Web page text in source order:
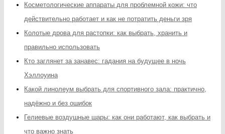
Косметологические аппараты для проблемной кожи: что
действительно работает и как не потратить деньги зря
Колотые дрова для растопки: как выбрать, хранить и
правильно использовать
Кто заглянет за занавес: гадания на будущее в ночь
Хэллоуина
Какой линолеум выбрать для спортивного зала: практично,
надёжно и без ошибок
Гелиевые воздушные шары: как они работают, как выбрать и
что важно знать